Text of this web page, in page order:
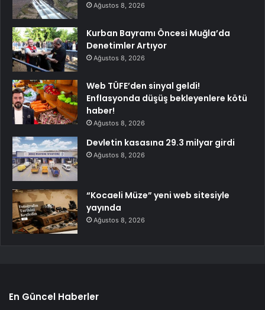
Ağustos 8, 2026
Kurban Bayramı Öncesi Muğla’da
Denetimler Artıyor
Ağustos 8, 2026
Web TÜFE’den sinyal geldi!
Enflasyonda düşüş bekleyenlere kötü
haber!
Ağustos 8, 2026
Devletin kasasına 29.3 milyar girdi
Ağustos 8, 2026
“Kocaeli Müze” yeni web sitesiyle
yayında
Ağustos 8, 2026
En Güncel Haberler